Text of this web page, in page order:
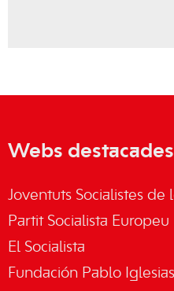
Webs destacades
Joventuts Socialistes de
Partit Socialista Europeu
El Socialista
Fundación Pablo Iglesias